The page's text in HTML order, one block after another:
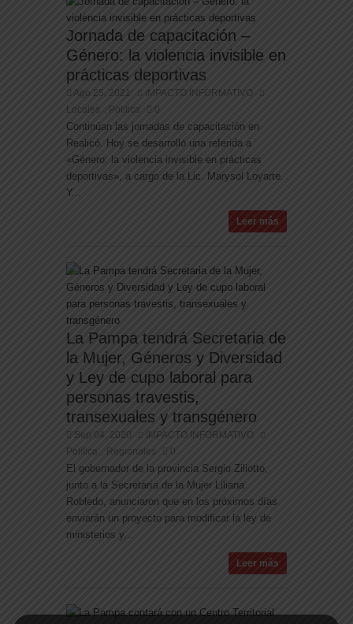
Jornada de capacitación –
Género: la violencia invisible en
prácticas deportivas
Ago 25, 2021
IMPACTO INFORMATIVO
Locales
Politica 0
Continúan las jornadas de capacitación en
Realicó. Hoy se desarrolló una referida a
«Género: la violencia invisible en prácticas
deportivas», a cargo de la Lic. Marysol Loyarte.
Y...
Leer más
La Pampa tendrá Secretaria de
la Mujer, Géneros y Diversidad
y Ley de cupo laboral para
personas travestis,
transexuales y transgénero
Sep 04, 2020
IMPACTO INFORMATIVO
Politica
Regionales 0
El gobernador de la provincia Sergio Ziliotto,
junto a la Secretaría de la Mujer Liliana
Robledo, anunciaron que en los próximos días
enviarán un proyecto para modificar la ley de
ministerios y...
Leer más